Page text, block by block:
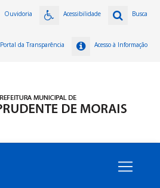
Busca
Acessibilidade
Ouvidoria
Acesso à Informação
Portal da Transparência